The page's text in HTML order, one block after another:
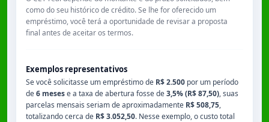
como do seu histórico de crédito. Se lhe for oferecido um
empréstimo, você terá a oportunidade de revisar a proposta
final antes de aceitar os termos.
Exemplos representativos
Se você solicitasse um empréstimo de R$ 2.500 por um período
de6 mesese a taxa de abertura fosse de3,5% (R$ 87,50), suas
parcelas mensais seriam de aproximadamente R$ 508,75,
totalizando cerca de R$ 3.052,50. Nesse exemplo, o custo total